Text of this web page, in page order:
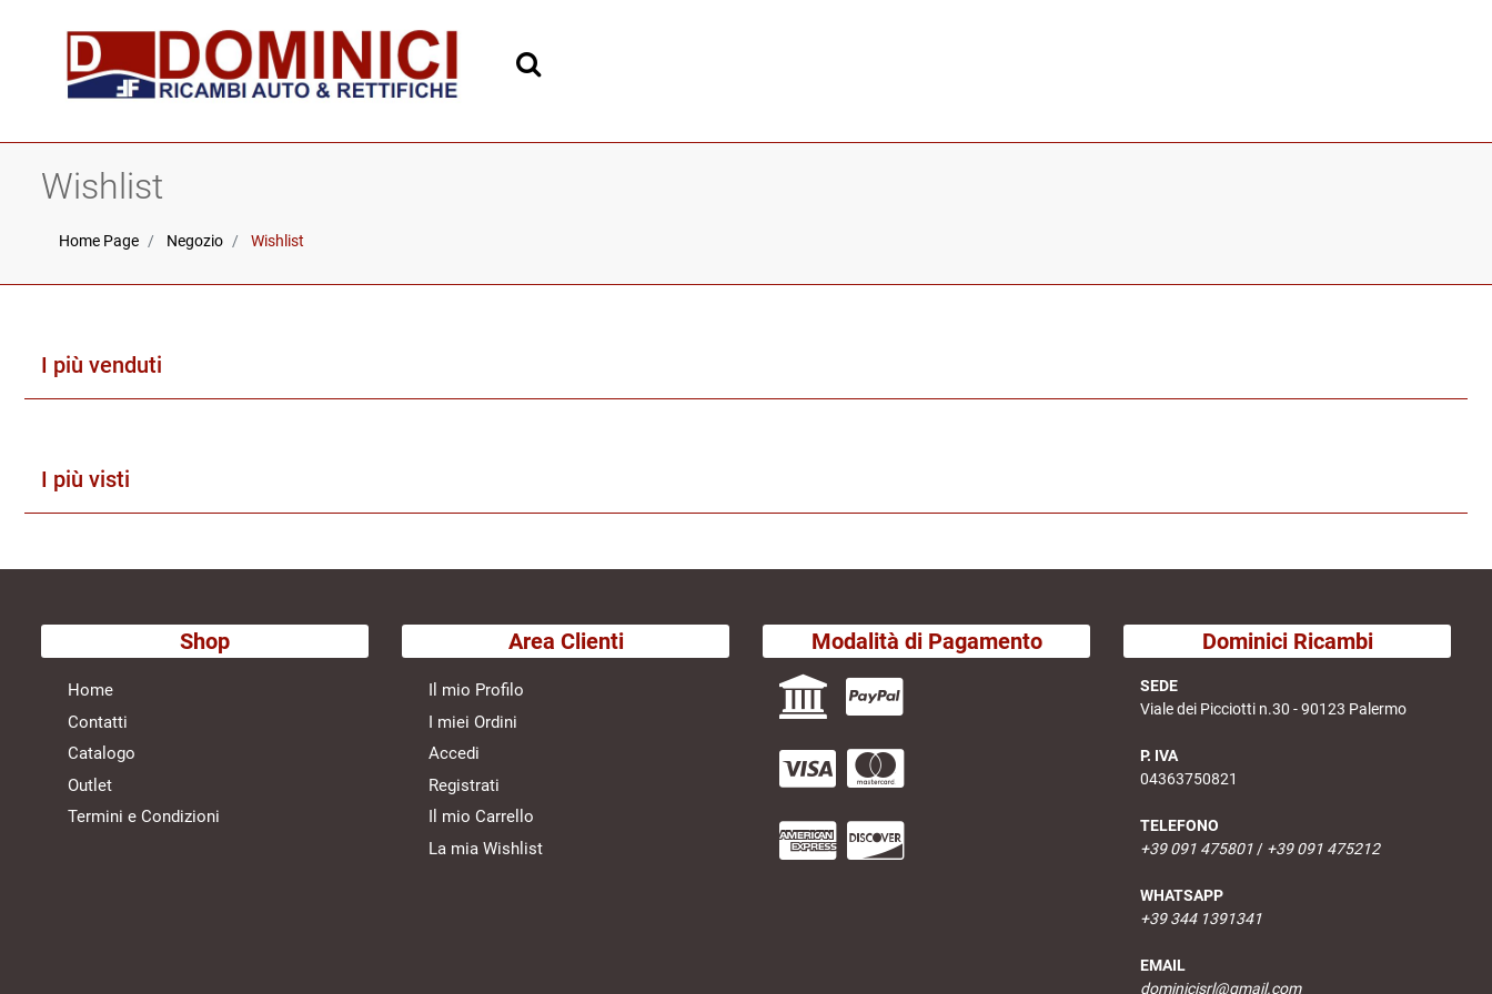
Wishlist
Home Page Negozio Wishlist
I più venduti
I più visti
Shop
Home
Contatti
Catalogo
Outlet
Termini e Condizioni
Area Clienti
Il mio Profilo
I miei Ordini
Accedi
Registrati
Il mio Carrello
La mia Wishlist
Modalità di Pagamento Dominici Ricambi
SEDE
Viale dei Picciotti n.30 - 90123 Palermo
P. IVA
04363750821
TELEFONO
+39 091 475801 / +39 091 475212
WHATSAPP
+39 344 1391341
EMAIL
dominicisrl@gmail.com